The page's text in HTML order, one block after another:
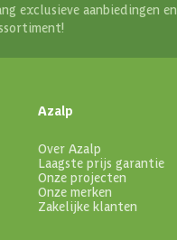
exclusieve aanbiedingen en
Azalp
Over Azalp
Laagste prijs garantie
Onze projecten
Onze merken
Zakelijke klanten